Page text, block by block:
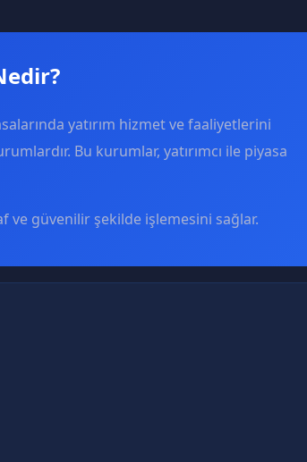
yatırım hizmet ve faaliyetlerini
Bu kurumlar, yatırımcı ile piyasa
ve güvenilir şekilde işlemesini sağlar.